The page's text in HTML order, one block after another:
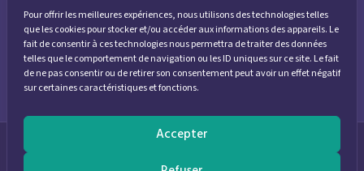
Pour offrir les meilleures expériences, nous utilisons des technologies telles
que les cookies pour stocker et/ou accéder aux informations des appareils. Le
fait de consentir à ces technologies nous permettra de traiter des données
telles que le comportement de navigation ou les ID uniques sur ce site. Le fait
de ne pas consentir ou de retirer son consentement peut avoir un effet négatif
sur certaines caractéristiques et fonctions.
Accepter
J'accepte de recevoir des emails marketing conformément à la
politique de confidentialité
Parapharmacie Provence — Pharmacie des Bastides